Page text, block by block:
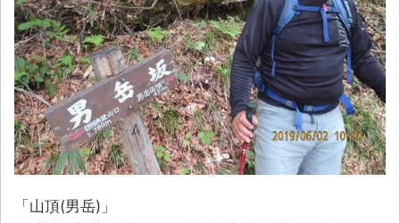
「山頂(男岳)」